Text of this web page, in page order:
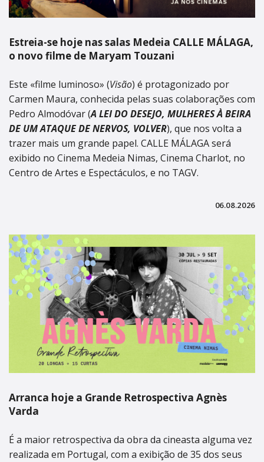
Estreia-se hoje nas salas Medeia CALLE MÁLAGA,
o novo filme de Maryam Touzani
Este «filme luminoso» (Visão) é protagonizado por
Carmen Maura, conhecida pelas suas colaborações com
Pedro Almodóvar (A LEI DO DESEJO, MULHERES À BEIRA
DE UM ATAQUE DE NERVOS, VOLVER), que nos volta a
trazer mais um grande papel. CALLE MÁLAGA será
exibido no Cinema Medeia Nimas, Cinema Charlot, no
Centro de Artes e Espectáculos, e no TAGV.
06.08.2026
Arranca hoje a Grande Retrospectiva Agnès
Varda
É a maior retrospectiva da obra da cineasta alguma vez
realizada em Portugal, com a exibição de 35 dos seus